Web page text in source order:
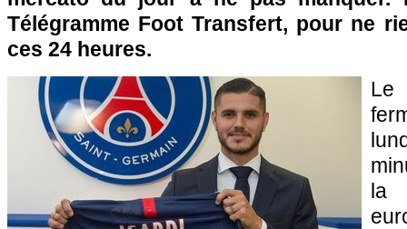
Télégramme Foot Transfert, pour ne
ces 24 heures.
Le
la